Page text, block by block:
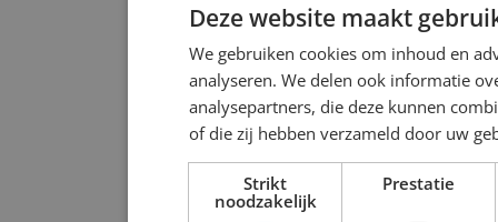
Deze website maakt
We gebruiken cookies om inhoud en
analyseren. We delen ook informatie
analysepartners, die deze kunnen
of die zij hebben verzameld door uw
Strikt
noodzakelijk
Prestatie